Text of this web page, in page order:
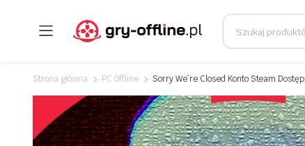
Strona główna PC Offline Sorry We`re Closed Konto Steam Dostęp